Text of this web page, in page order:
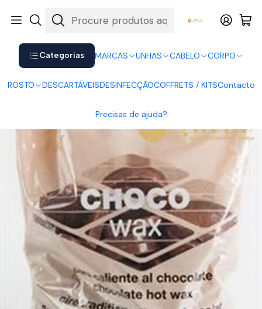
Categorias MARCAS UNHAS CABELO CORPO
ROSTO DESCARTÁVEISDESINFECÇÃOCOFFRETS / KITSContacto
Precisas de ajuda?
Shop now. Pay later with Klarna.